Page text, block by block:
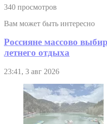
340 просмотров
Вам может быть интересно
Россияне массово
летнего отдыха
23:41, 3 авг 2026